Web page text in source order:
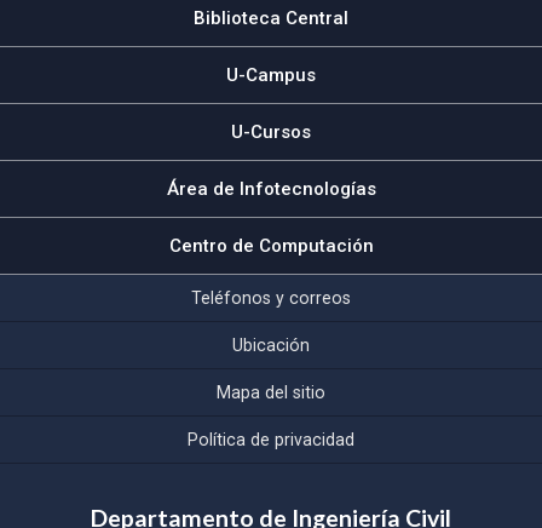
Biblioteca Central
U-Campus
U-Cursos
Área de Infotecnologías
Centro de Computación
Teléfonos y correos
Ubicación
Mapa del sitio
Política de privacidad
Departamento de Ingeniería Civil